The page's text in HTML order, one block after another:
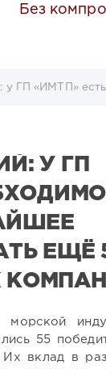
Без
есть все
У ГП
ЕЩЁ
55
вклад в